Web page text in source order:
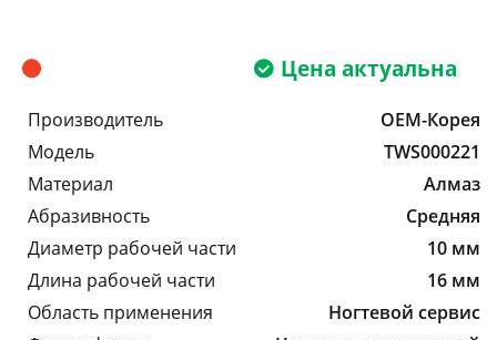
Цена актуальна
Производитель
OEM-Корея
Модель
TWS000221
Материал
Алмаз
Абразивность
Средняя
Диаметр рабочей части
10 мм
Длина рабочей части
16 мм
Область применения
Ногтевой сервис